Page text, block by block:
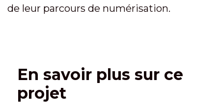
de leur parcours de numérisation.
En savoir plus sur ce
projet